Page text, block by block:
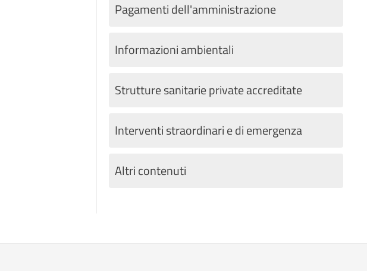
Pagamenti dell'amministrazione
Informazioni ambientali
Strutture sanitarie private accreditate
Interventi straordinari e di emergenza
Altri contenuti